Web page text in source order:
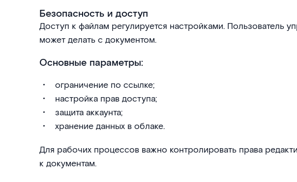
Безопасность и доступ
Доступ к файлам регулируется настройками. Пользователь
может делать с документом.
Основные параметры:
ограничение по ссылке;
настройка прав доступа;
защита аккаунта;
хранение данных в облаке.
Для рабочих процессов важно контролировать права
к документам.